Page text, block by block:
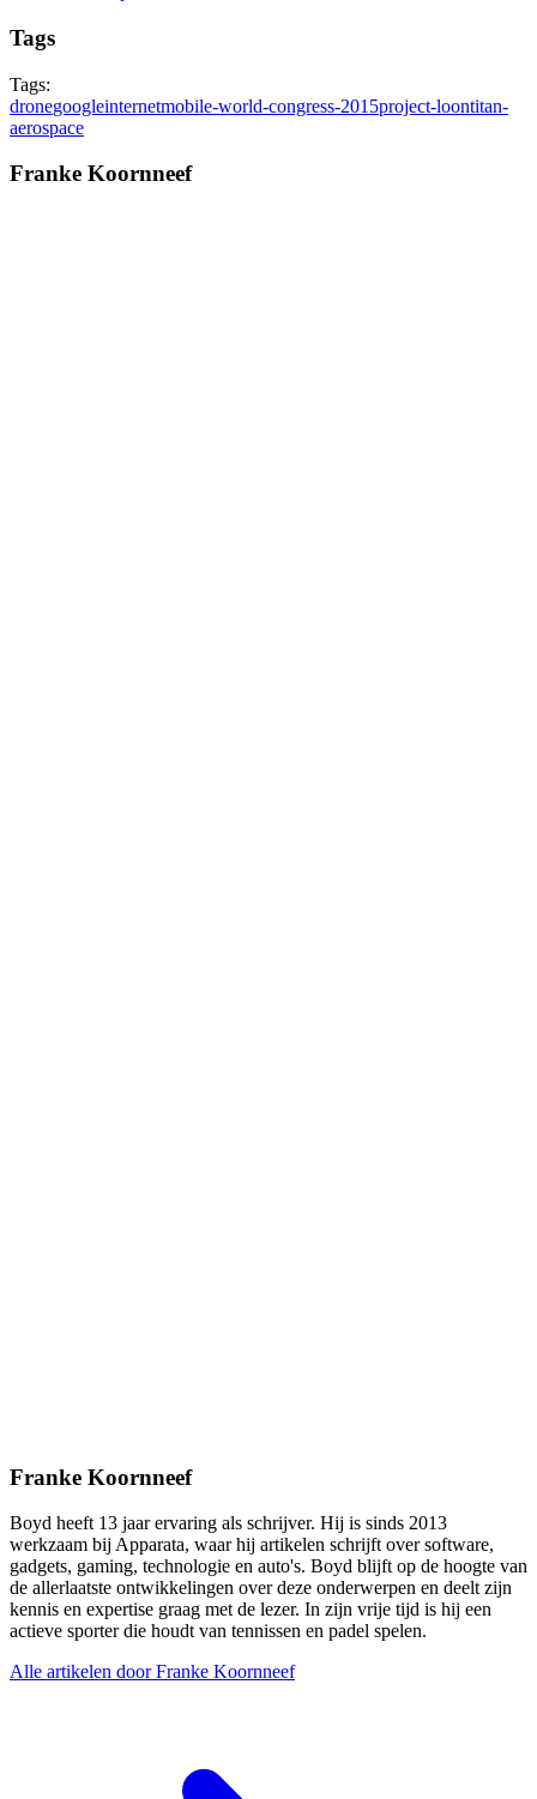
Tags
Tags:
dronegoogleinternetmobile-world-congress-2015project-loontitan-
aerospace
Franke Koornneef
Franke Koornneef
Boyd heeft 13 jaar ervaring als schrijver. Hij is sinds 2013
werkzaam bij Apparata, waar hij artikelen schrijft over software,
gadgets, gaming, technologie en auto's. Boyd blijft op de hoogte van
de allerlaatste ontwikkelingen over deze onderwerpen en deelt zijn
kennis en expertise graag met de lezer. In zijn vrije tijd is hij een
actieve sporter die houdt van tennissen en padel spelen.
Alle artikelen door Franke Koornneef